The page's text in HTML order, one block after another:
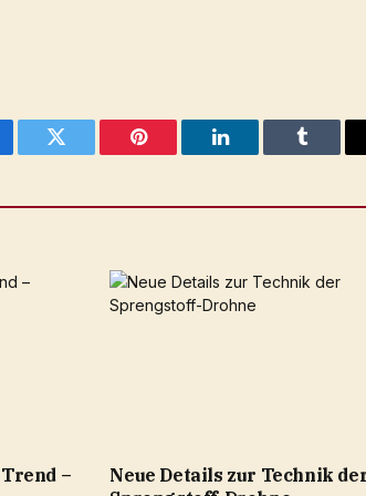
Twitter Pinterest LinkedIn Tumblr
–
Neue Details zur Technik